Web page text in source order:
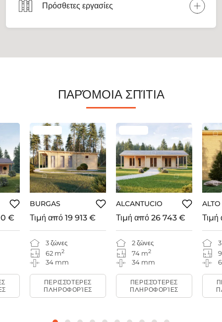
Πρόσθετες εργασίες
ΠΑΡΌΜΟΙΑ ΣΠΊΤΙΑ
€
BURGAS
3 ζώνες
62 m2
34 mm
Τιμή από 19 913 €
ΠΕΡΙΣΣΌΤΕΡΕΣ
ΠΛΗΡΟΦΟΡΊΕΣ
ALCANTUCIO
2 ζώνες
74 m2
34 mm
Τιμή από 26 743 €
ΠΕΡΙΣΣΌΤΕΡΕΣ
ΠΛΗΡΟΦΟΡΊΕΣ
ALTO
Τιμή